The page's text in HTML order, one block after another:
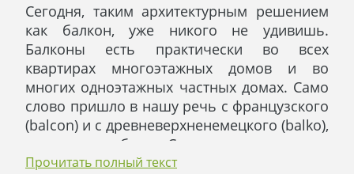
Сегодня, таким архитектурным решением
как балкон, уже никого не удивишь.
Балконы есть практически во всех
квартирах многоэтажных домов и во
многих одноэтажных частных домах. Само
слово пришло в нашу речь с французского
(balcon) и с древневерхненемецкого (balko),
что означает балка. Словами архитекторов,
это площадка, которая имеет перила и
Прочитать полный текст